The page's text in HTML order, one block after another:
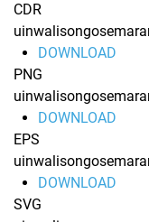
CDR
DOWNLOAD
PNG
DOWNLOAD
EPS
DOWNLOAD
SVG